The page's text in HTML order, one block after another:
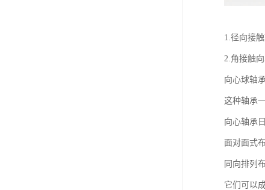
1.径向接
2.角接触
向心球轴
这种轴承
向心轴承
面对面式
同向排列
它们可以